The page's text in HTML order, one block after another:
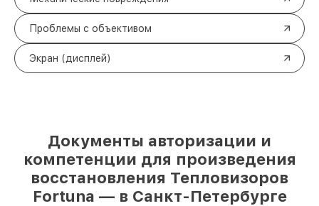
Проблемы с объективом
Экран (дисплей)
Документы авторизации и
компетенции для произведения
восстановления Тепловизоров
Fortuna — в Санкт-Петербурге